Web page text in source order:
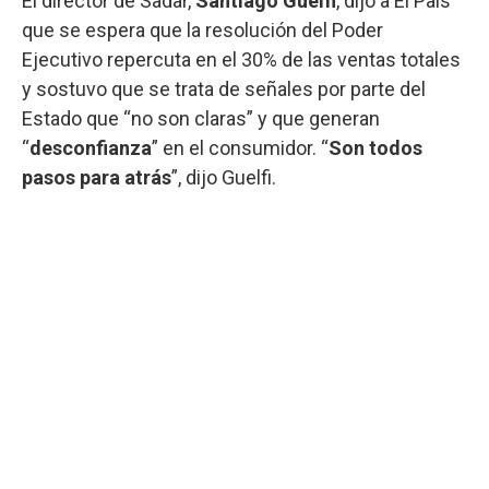
que se espera que la resolución del Poder
Ejecutivo repercuta en el 30% de las ventas totales
y sostuvo que se trata de señales por parte del
Estado que “no son claras” y que generan
“desconfianza” en el consumidor. “Son todos
pasos para atrás”, dijo Guelfi.